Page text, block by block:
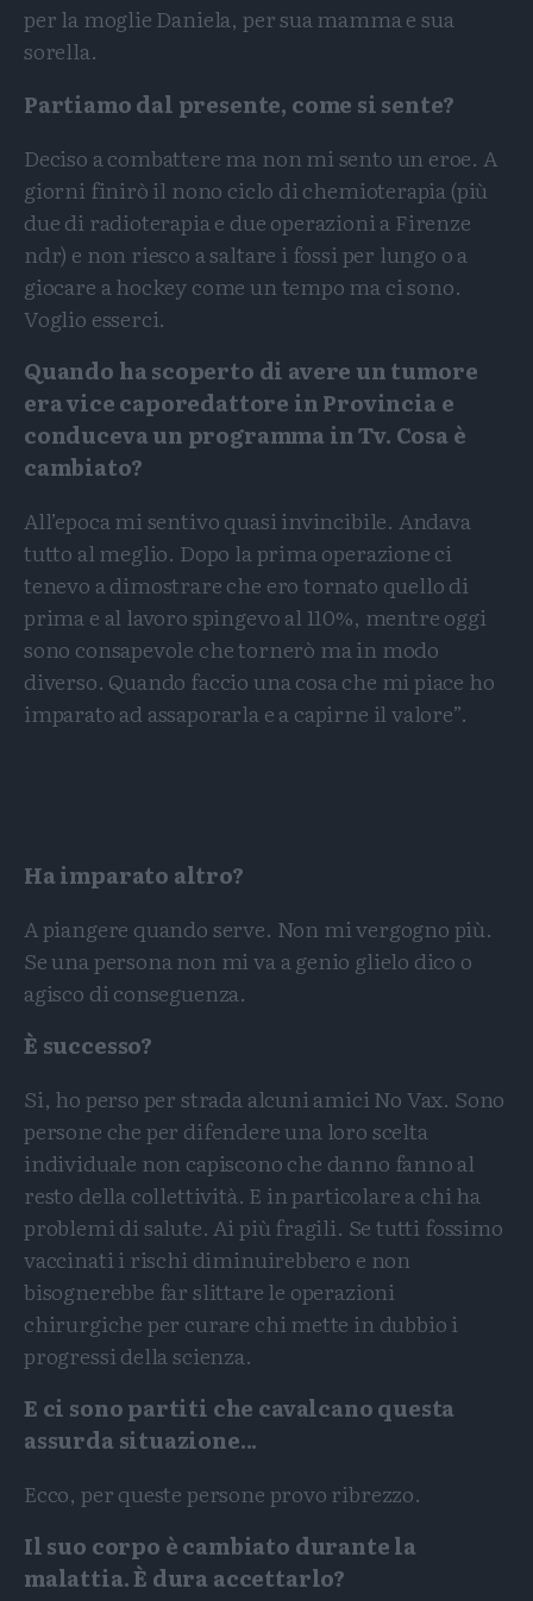
per la moglie Daniela, per sua mamma e sua
sorella.
Partiamo dal presente, come si sente?
Deciso a combattere ma non mi sento un eroe. A
giorni finirò il nono ciclo di chemioterapia (più
due di radioterapia e due operazioni a Firenze
ndr) e non riesco a saltare i fossi per lungo o a
giocare a hockey come un tempo ma ci sono.
Voglio esserci.
Quando ha scoperto di avere un tumore
era vice caporedattore in Provincia e
conduceva un programma in Tv. Cosa è
cambiato?
All’epoca mi sentivo quasi invincibile. Andava
tutto al meglio. Dopo la prima operazione ci
tenevo a dimostrare che ero tornato quello di
prima e al lavoro spingevo al 110%, mentre oggi
sono consapevole che tornerò ma in modo
diverso. Quando faccio una cosa che mi piace ho
imparato ad assaporarla e a capirne il valore”.
Ha imparato altro?
A piangere quando serve. Non mi vergogno più.
Se una persona non mi va a genio glielo dico o
agisco di conseguenza.
È successo?
Si, ho perso per strada alcuni amici No Vax. Sono
persone che per difendere una loro scelta
individuale non capiscono che danno fanno al
resto della collettività. E in particolare a chi ha
problemi di salute. Ai più fragili. Se tutti fossimo
vaccinati i rischi diminuirebbero e non
bisognerebbe far slittare le operazioni
chirurgiche per curare chi mette in dubbio i
progressi della scienza.
E ci sono partiti che cavalcano questa
assurda situazione...
Ecco, per queste persone provo ribrezzo.
Il suo corpo è cambiato durante la
malattia. È dura accettarlo?